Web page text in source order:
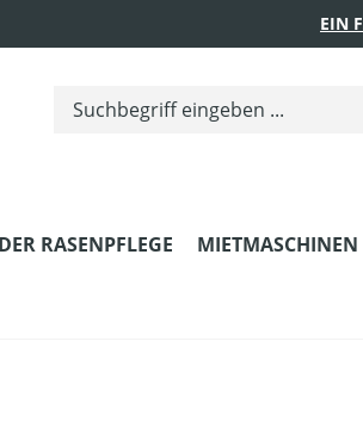
EIN
RASENPFLEGE MIETMASCHINEN